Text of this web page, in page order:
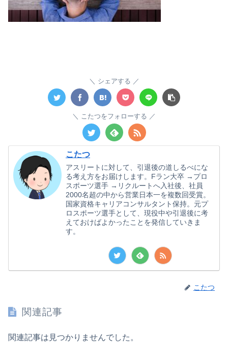
シェアする
こたつをフォローする
こたつ
アスリートに対して、引退後の道しるべにな
る考え方をお届けします。Fラン大卒 →プロ
スポーツ選手 →リクルートへ入社後、社員
2000名超の中から営業日本一を複数回受賞。
国家資格キャリアコンサルタント保持。元プ
ロスポーツ選手として、現役中や引退後に考
えておけばよかったことを発信していきま
す。
こたつ
関連記事
関連記事は見つかりませんでした。